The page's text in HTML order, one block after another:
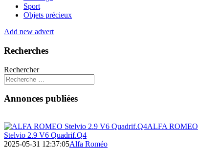
Sport
Objets précieux
Add new advert
Recherches
Rechercher
Annonces publiées
ALFA ROMEO
Stelvio 2.9 V6 Quadrif.Q4
2025-05-31 12:37:05Alfa Roméo